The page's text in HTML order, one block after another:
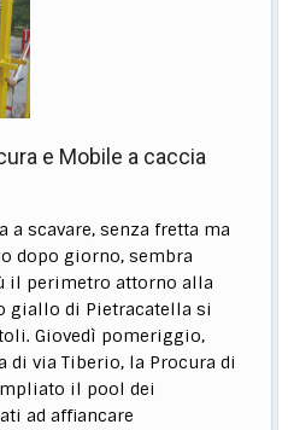
e Mobile a caccia
a scavare, senza fretta ma
dopo giorno, sembra
il perimetro attorno alla
giallo di Pietracatella si
Giovedì pomeriggio,
di via Tiberio, la Procura di
il pool dei
ad affiancare